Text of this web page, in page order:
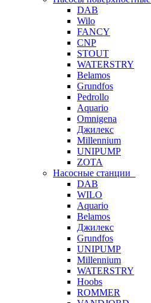
DAB
Wilo
FANCY
CNP
STOUT
WATERSTRY
Belamos
Grundfos
Pedrollo
Aquario
Omnigena
Джилекс
Millennium
UNIPUMP
ZOTA
Насосные станции
DAB
WILO
Aquario
Belamos
Джилекс
Grundfos
UNIPUMP
Millennium
WATERSTRY
Hoobs
ROMMER